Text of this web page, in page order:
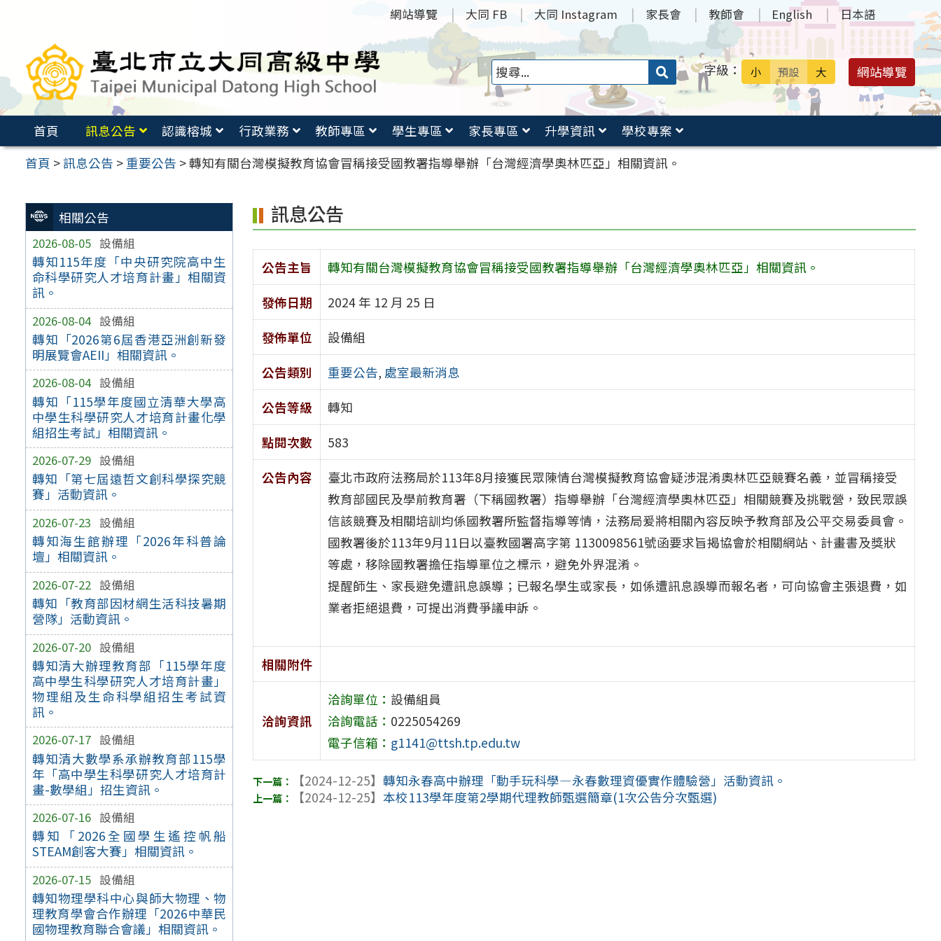
要
容
網站導覽 大同 FB 大同 Instagram 家長會 教師會 English 日本語
搜
送出 字級： 小 預設 大 網站導覽
首頁 訊息公告 認識榕城 行政業務 教師專區 學生專區 家長專區 升學資訊
學校專案
首頁 >訊息公告 > 重要公告 >轉知有關台灣模擬教育協會冒稱接受國教署指導舉辦「台灣經濟學奧林匹亞」相關資訊。
相關公告
2026-08-05 設備組
轉知115年度「中央研究院高中生
命科學研究人才培育計畫」相關資
訊。
2026-08-04 設備組
轉知「2026第6屆香港亞洲創新發
明展覽會AEII」相關資訊。
2026-08-04 設備組
轉知「115學年度國立清華大學高
中學生科學研究人才培育計畫化學
組招生考試」相關資訊。
2026-07-29 設備組
轉知「第七屆遠哲文創科學探究競
賽」活動資訊。
2026-07-23 設備組
轉知海生館辦理「2026年科普論
壇」相關資訊。
2026-07-22 設備組
轉知「教育部因材網生活科技暑期
營隊」活動資訊。
2026-07-20 設備組
轉知清大辦理教育部「115學年度
高中學生科學研究人才培育計畫」
物理組及生命科學組招生考試資
訊。
2026-07-17 設備組
轉知清大數學系承辦教育部115學
年「高中學生科學研究人才培育計
畫-數學組」招生資訊。
2026-07-16 設備組
轉知「2026全國學生遙控帆船
STEAM創客大賽」相關資訊。
2026-07-15 設備組
轉知物理學科中心與師大物理、物
理教育學會合作辦理「2026中華民
國物理教育聯合會議」相關資訊。
訊息公告
公告主旨
轉知有關台灣模擬教育協會冒稱接受國教署指導舉辦「台灣經濟學奧林匹亞」相關資訊。
發佈日期
2024 年 12 月 25 日
發佈單位
設備組
公告類別
重要公告, 處室最新消息
公告等級
轉知
點閱次數
583
公告內容
臺北市政府法務局於113年8月接獲民眾陳情台灣模擬教育協會疑涉混淆奧林匹亞競賽名義，並冒稱接受
教育部國民及學前教育署（下稱國教署）指導舉辦「台灣經濟學奧林匹亞」相關競賽及挑戰營，致民眾誤
信該競賽及相關培訓均係國教署所監督指導等情，法務局爰將相關內容反映予教育部及公平交易委員會。
國教署後於113年9月11日以臺教國署高字第 1130098561號函要求旨揭協會於相關網站、計畫書及獎狀
等處，移除國教署擔任指導單位之標示，避免外界混淆。
提醒師生、家長避免遭訊息誤導；已報名學生或家長，如係遭訊息誤導而報名者，可向協會主張退費，如
業者拒絕退費，可提出消費爭議申訴。
相關附件
洽詢資訊
洽詢單位： 設備組員
洽詢電話： 0225054269
電子信箱： g1141@ttsh.tp.edu.tw
【2024-12-25】轉知永春高中辦理「動手玩科學—永春數理資優實作體驗營」活動資訊。
【2024-12-25】本校113學年度第2學期代理教師甄選簡章(1次公告分次甄選)